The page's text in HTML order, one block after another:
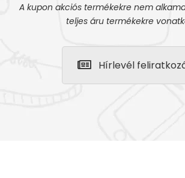
A kupon akciós termékekre nem
teljes áru termékekre
Hírlevél